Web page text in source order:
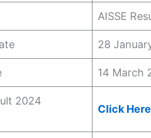
AISSE
28
14 March
2024
Click